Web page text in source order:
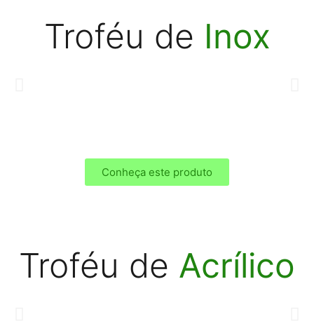
Troféu de Inox
Conheça este produto
Troféu de Acrílico